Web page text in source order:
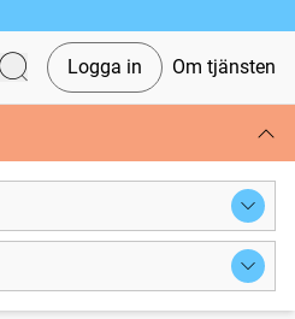
Logga in Om tjänsten